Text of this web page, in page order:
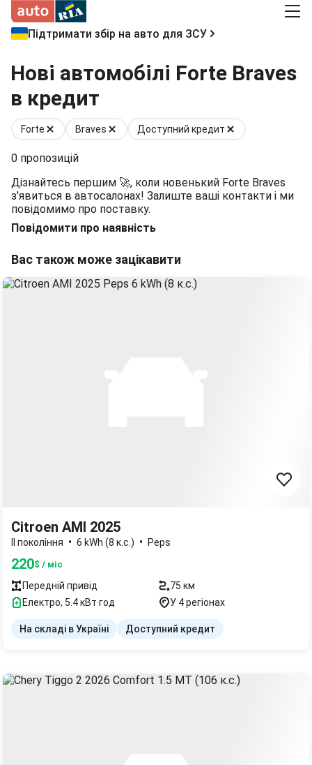
Підтримати збір на авто для ЗСУ
Нові автомобілі Forte Braves
в кредит
Forte Braves Доступний кредит
0 пропозицій
Дізнайтесь першим 🚀, коли новенький Forte Braves
з'явиться в автосалонах! Залиште ваші контакти і ми
повідомимо про поставку.
Повідомити про наявність
Вас також може зацікавити
Citroen AMI 2025
II покоління • 6 kWh (8 к.с.) • Peps
220$ / міс
Передній привід
75 км
Електро, 5.4кВт·год У 4 регіонах
На складі в Україні Доступний кредит